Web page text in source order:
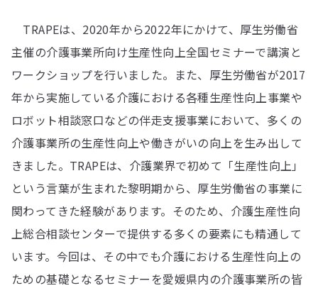
TRAPEは、2020年から2022年にかけて、厚生労働省
主催の介護事業所向け生産性向上全国セミナーで講演と
ワークショップを行いました。また、厚生労働省が2017
年から実施している介護における各種生産性向上事業や
ロボット相談窓口などの伴走支援事業において、多くの
介護事業所の生産性向上や働きがいの向上を生み出して
きました。TRAPEは、介護業界で初めて「生産性向上」
という言葉が生まれた黎明期から、厚生労働省の事業に
関わってきた経験があります。そのため、介護生産性向
上総合相談センターで提供する多くの要素にも精通して
います。今回は、その中でも介護における生産性向上の
ための基礎となるセミナーを愛媛県内の介護事業所の皆